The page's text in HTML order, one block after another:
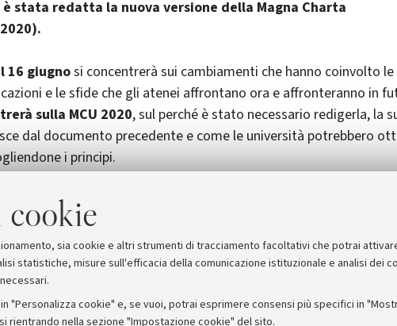
cookie
sia cookie e altri strumenti di tracciamento facoltativi che potrai
statistiche, misure sull'efficacia della comunicazione istituzionale e analisi dei
cookie" e, se vuoi, potrai esprimere consensi più specifici in
nella sezione "Impostazione cookie" del sito.
è stata redatta la nuova versione della Magna Charta
16 giugnosi concentrerà sui cambiamenti che hanno coinvolto le
e le sfide che gli atenei affrontano ora e affronteranno in
sulla MCU 2020, sul perché è stato necessario redigerla, la
dal documento precedente e come le università potrebbero
i principi.
volta. I video mostreranno come i firmatari stanno mettendo in